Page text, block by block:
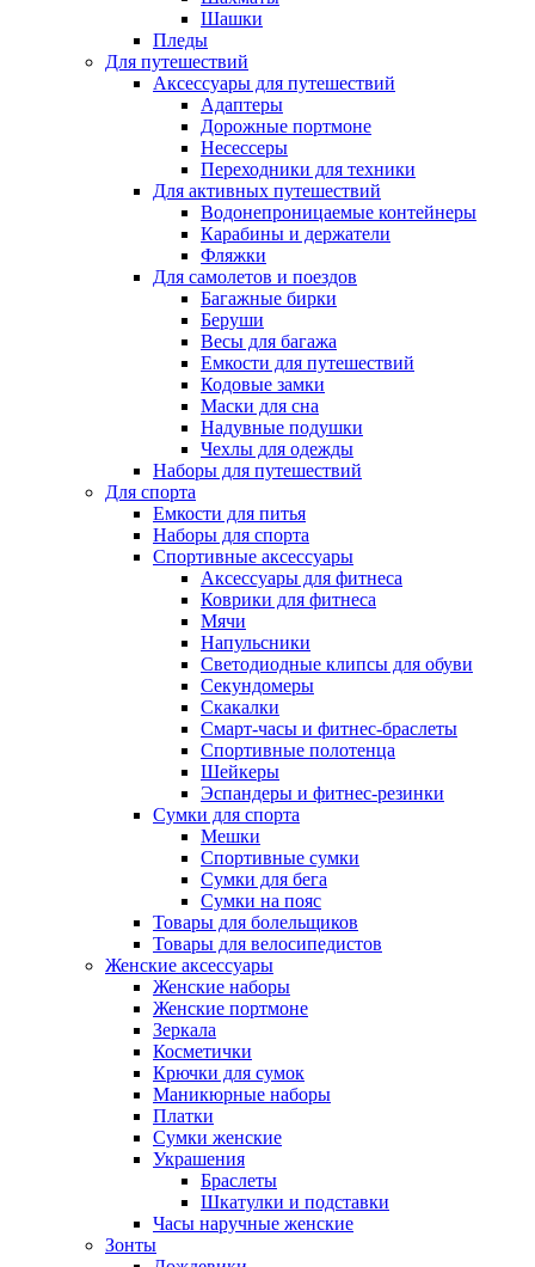
Шашки
Пледы
Для путешествий
Аксессуары для путешествий
Адаптеры
Дорожные портмоне
Несессеры
Переходники для техники
Для активных путешествий
Водонепроницаемые контейнеры
Карабины и держатели
Фляжки
Для самолетов и поездов
Багажные бирки
Беруши
Весы для багажа
Емкости для путешествий
Кодовые замки
Маски для сна
Надувные подушки
Чехлы для одежды
Наборы для путешествий
Для спорта
Емкости для питья
Наборы для спорта
Спортивные аксессуары
Аксессуары для фитнеса
Коврики для фитнеса
Мячи
Напульсники
Светодиодные клипсы для обуви
Секундомеры
Скакалки
Смарт-часы и фитнес-браслеты
Спортивные полотенца
Шейкеры
Эспандеры и фитнес-резинки
Сумки для спорта
Мешки
Спортивные сумки
Сумки для бега
Сумки на пояс
Товары для болельщиков
Товары для велосипедистов
Женские аксессуары
Женские наборы
Женские портмоне
Зеркала
Косметички
Крючки для сумок
Маникюрные наборы
Платки
Сумки женские
Украшения
Браслеты
Шкатулки и подставки
Часы наручные женские
Зонты